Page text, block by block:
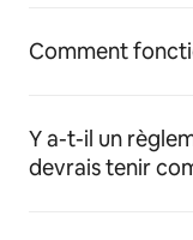
Comment
Y a-t-il un
devrais tenir